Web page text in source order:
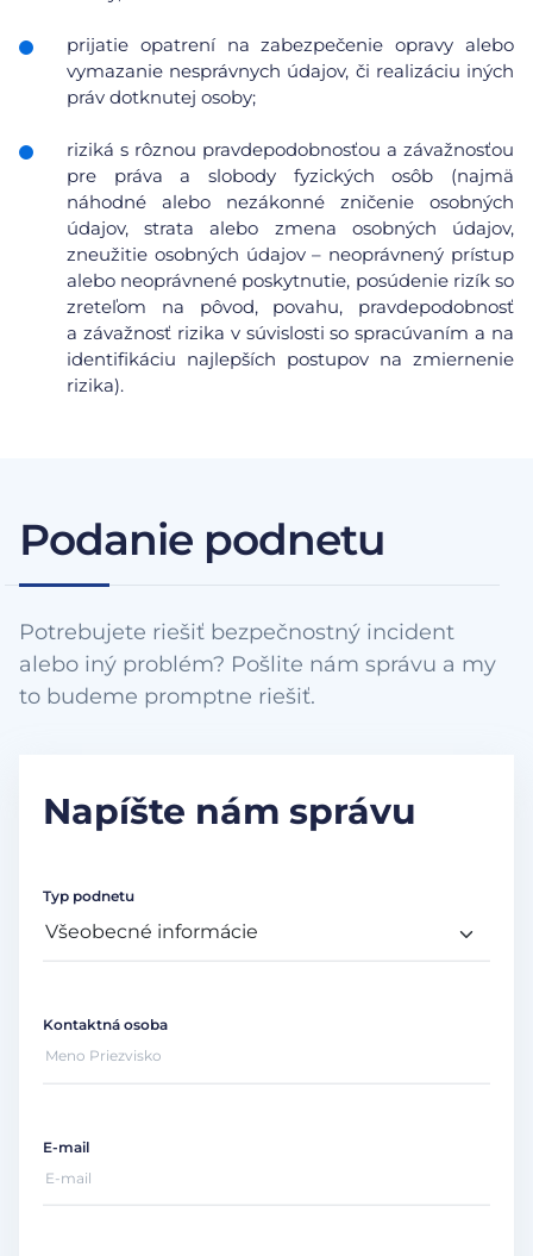
prijatie opatrení na zabezpečenie opravy alebo
vymazanie nesprávnych údajov, či realizáciu iných
práv dotknutej osoby;
riziká s rôznou pravdepodobnosťou a závažnosťou
pre práva a slobody fyzických osôb (najmä
náhodné alebo nezákonné zničenie osobných
údajov, strata alebo zmena osobných údajov,
zneužitie osobných údajov – neoprávnený prístup
alebo neoprávnené poskytnutie, posúdenie rizík so
zreteľom na pôvod, povahu, pravdepodobnosť
a závažnosť rizika v súvislosti so spracúvaním a na
identifikáciu najlepších postupov na zmiernenie
rizika).
Podanie podnetu
Potrebujete riešiť bezpečnostný incident
alebo iný problém? Pošlite nám správu a my
to budeme promptne riešiť.
Napíšte nám správu
Typ podnetu
Kontaktná osoba
E-mail